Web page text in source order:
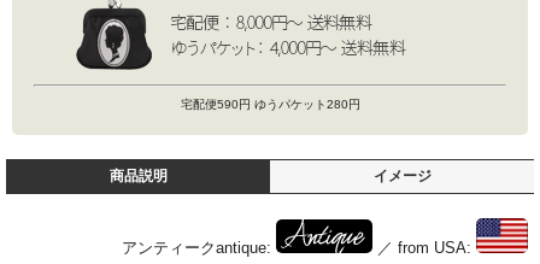
宅配便590円 ゆうパケット280円
商品説明 イメージ
アンティークantique: ／ from USA: